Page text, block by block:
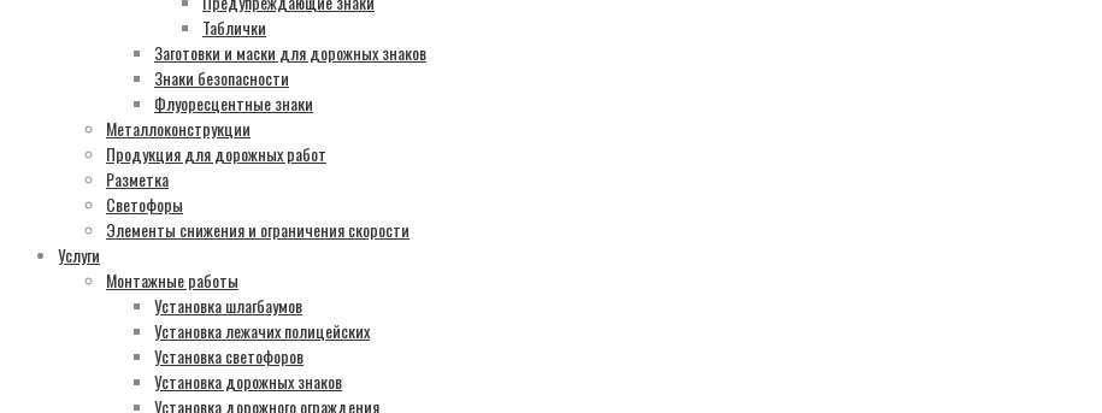
Таблички
Заготовки и маски для дорожных знаков
Знаки безопасности
Флуоресцентные знаки
Металлоконструкции
Продукция для дорожных работ
Разметка
Светофоры
Элементы снижения и ограничения скорости
Услуги
Монтажные работы
Установка шлагбаумов
Установка лежачих полицейских
Установка светофоров
Установка дорожных знаков
Установка дорожного ограждения